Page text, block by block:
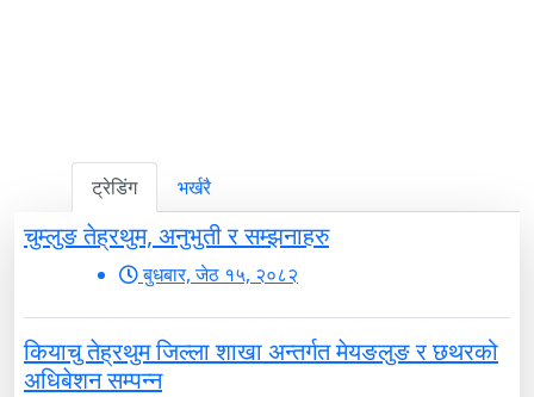
ट्रेडिंग भर्खरै
चुम्लुङ तेह्रथुम, अनुभुती र सम्झनाहरु
बुधबार, जेठ १५, २०८२
कियाचु तेह्रथुम जिल्ला शाखा अन्तर्गत मेयङलुङ र छथरको
अधिबेशन सम्पन्न